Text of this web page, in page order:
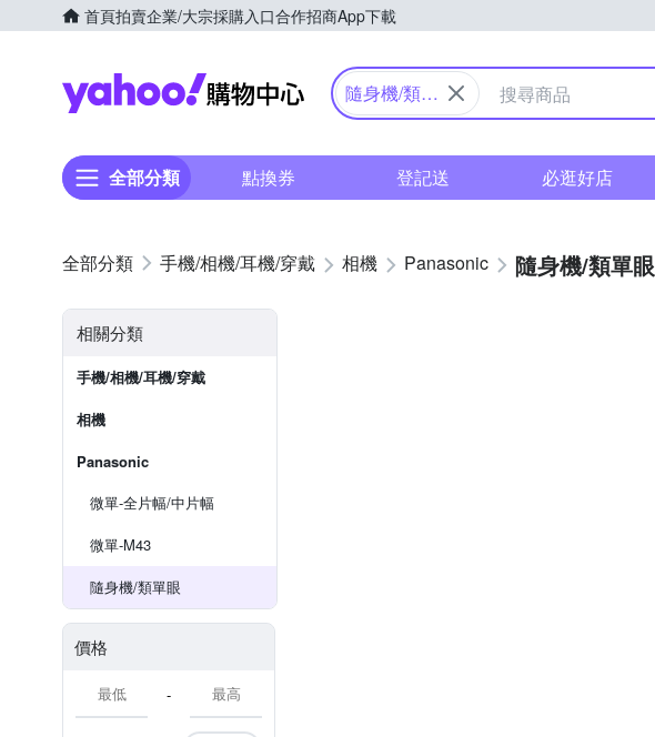
首頁拍賣企業/大宗採購入口合作招商App下載
Yahoo購物中心
隨身機/類單
全部分類 點換券 登記送 必逛好店
手機/相機/耳機/穿戴 相機 Panasonic 隨身機/類單眼
相關分類
手機/相機/耳機/穿戴
相機
Panasonic
微單-全片幅/中片幅
微單-M43
隨身機/類單眼
價格
-